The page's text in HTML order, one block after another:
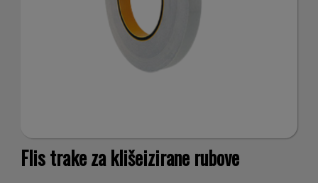
Flis trake za klišeizirane rubove